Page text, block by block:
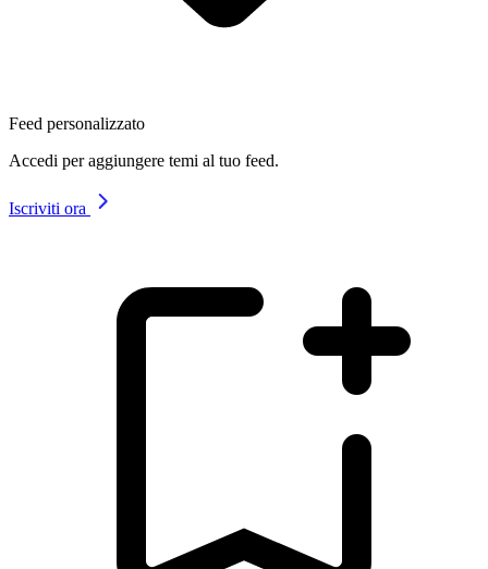
Feed personalizzato
Accedi per aggiungere temi al tuo feed.
Iscriviti ora